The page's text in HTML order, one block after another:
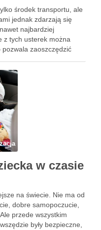
środek transportu, ale
jednak zdarzają się
najbardziej
z tych usterek można
zaoszczędzić
…
w czasie
na świecie. Nie ma od
dobre samopoczucie,
przede wszystkim
były bezpieczne,